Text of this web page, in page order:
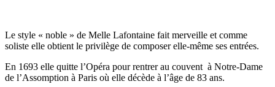
Le style « noble » de Melle Lafontaine fait merveille et comme
soliste elle obtient le privilège de composer elle-même ses entrées.
En 1693 elle quitte l’Opéra pour rentrer au couvent à Notre-Dame
de l’Assomption à Paris où elle décède à l’âge de 83 ans.